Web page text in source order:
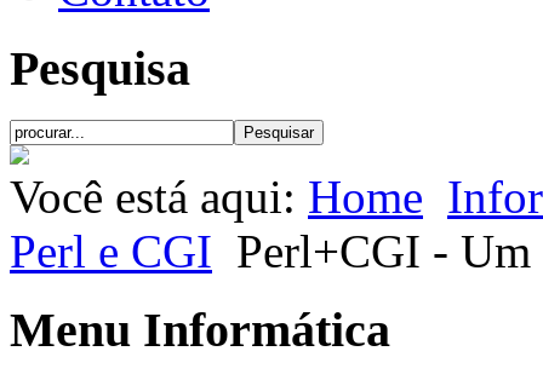
Pesquisa
Você está aqui: Home
Perl e CGI Perl+CGI - Um
Menu Informática